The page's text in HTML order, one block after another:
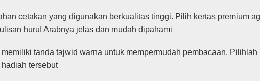
cetakan yang digunakan berkualitas tinggi. Pilih kertas premium
huruf Arabnya jelas dan mudah dipahami
tanda tajwid warna untuk mempermudah pembacaan.
tersebut